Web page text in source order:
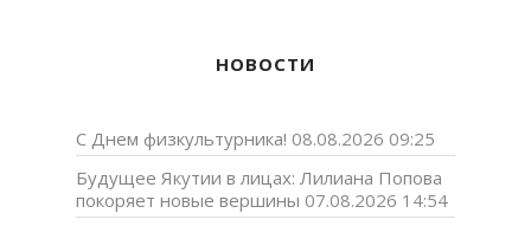
НОВОСТИ
С Днем физкультурника! 08.08.2026 09:25
Будущее Якутии в лицах: Лилиана Попова
покоряет новые вершины 07.08.2026 14:54